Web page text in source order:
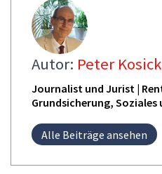
Autor: Peter Kosick
Journalist und Jurist |
Grundsicherung, Soziales
Alle Beiträge ansehen